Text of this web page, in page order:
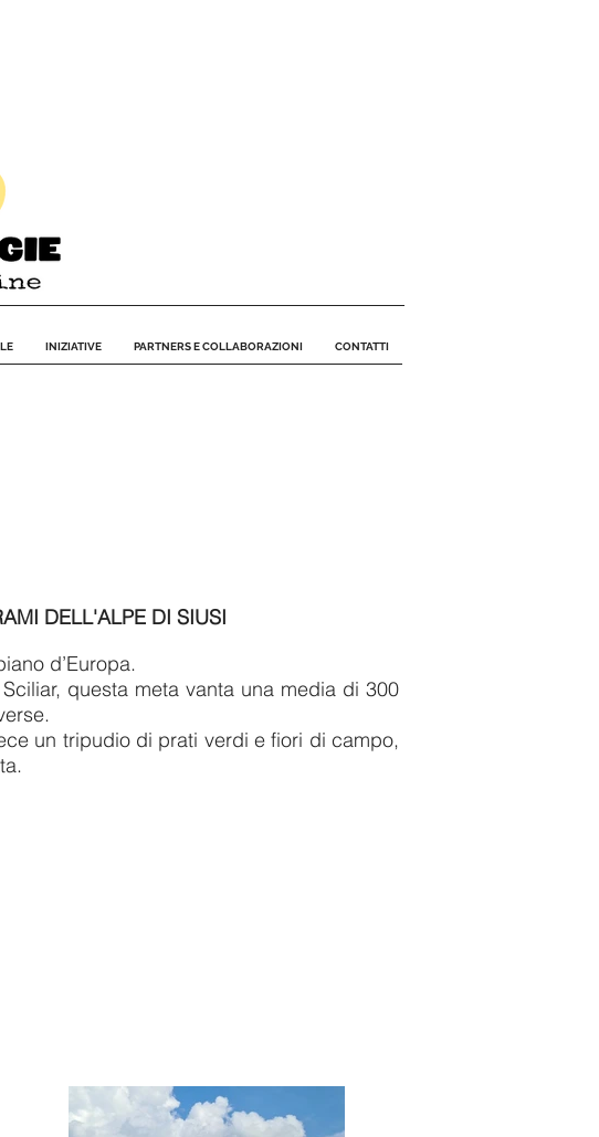
DELL'ALPE DI SIUSI
d’Europa.
questa meta vanta una media di 300
un tripudio di prati verdi e fiori di campo,
INIZIATIVE PARTNERS E COLLABORAZIONI CONTATTI